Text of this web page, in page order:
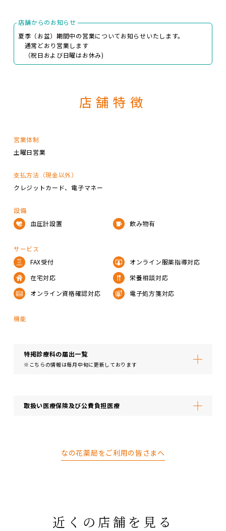
店舗からのお知らせ
夏季（お盆）期間中の営業についてお知らせいたします。
通常どおり営業します
（祝日および日曜はお休み)
店舗特徴
営業体制
土曜日営業
支払方法（現金以外）
クレジットカード
電子マネー
設備
血圧計設置
飲み物有
サービス
FAX受付
オンライン服薬指導対応
在宅対応
栄養相談対応
オンライン資格確認対応
電子処方箋対応
機能
特掲診療科の届出⼀覧
※こちらの情報は毎月中旬に更新しております
取扱い医療保険及び公費負担医療
なの花薬局をご利用の皆さまへ
近くの店舗を見る